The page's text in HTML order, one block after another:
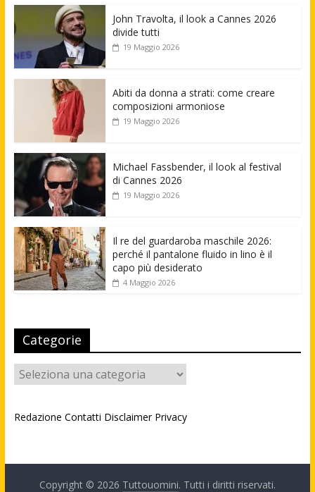
John Travolta, il look a Cannes 2026
divide tutti
19 Maggio 2026
Abiti da donna a strati: come creare
composizioni armoniose
19 Maggio 2026
Michael Fassbender, il look al festival
di Cannes 2026
19 Maggio 2026
Il re del guardaroba maschile 2026:
perché il pantalone fluido in lino è il
capo più desiderato
4 Maggio 2026
Categorie
Categorie
Redazione Contatti Disclaimer Privacy
Copyright © 2026 Tuttouomini. Tutti i diritti riservati.